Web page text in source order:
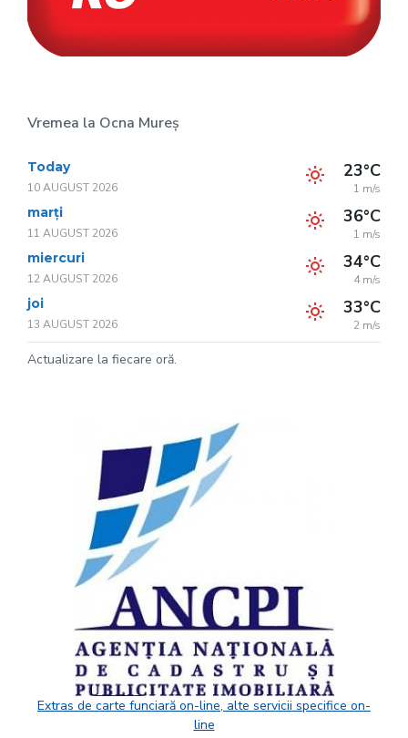
Vremea la Ocna Mureș
Today
10 AUGUST 2026
23°C
1 m/s
marți
11 AUGUST 2026
36°C
1 m/s
miercuri
12 AUGUST 2026
34°C
4 m/s
joi
13 AUGUST 2026
33°C
2 m/s
Actualizare la fiecare oră.
Extras de carte funciară on-line, alte servicii specifice on-
line